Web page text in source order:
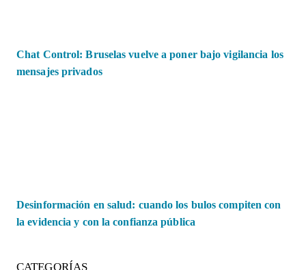
Chat Control: Bruselas vuelve a poner bajo vigilancia los
mensajes privados
Desinformación en salud: cuando los bulos compiten con
la evidencia y con la confianza pública
CATEGORÍAS